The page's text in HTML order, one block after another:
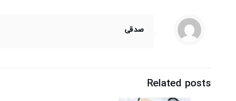
صدقی
Related posts